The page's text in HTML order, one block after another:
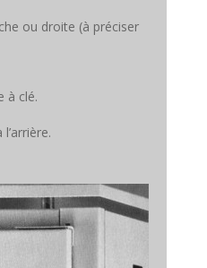
ou droite (à préciser
à clé.